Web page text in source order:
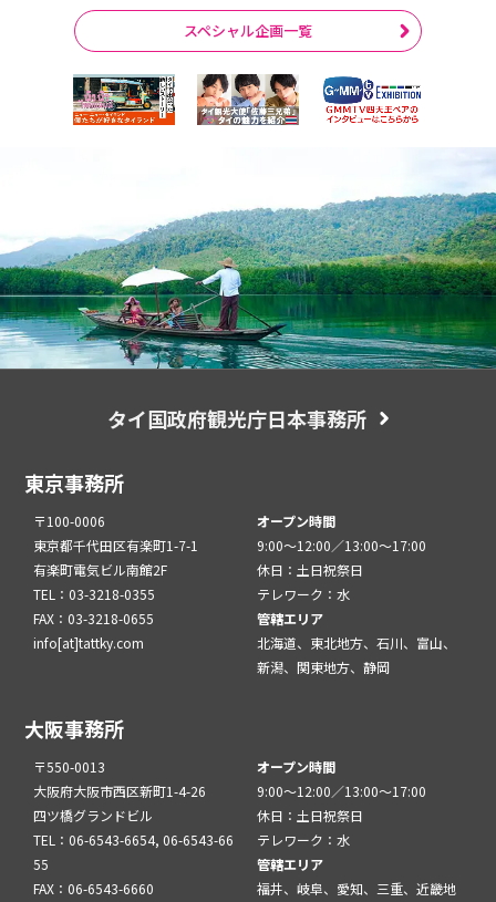
スペシャル企画一覧
タイ国政府観光庁日本事務所
東京事務所
〒100-0006
東京都千代田区有楽町1-7-1
有楽町電気ビル南館2F
TEL：03-3218-0355
FAX：03-3218-0655
info[at]tattky.com
オープン時間
9:00～12:00／13:00～17:00
休日：土日祝祭日
テレワーク：水
管轄エリア
北海道、東北地方、石川、富山、
新潟、関東地方、静岡
大阪事務所
〒550-0013
大阪府大阪市西区新町1-4-26
四ツ橋グランドビル
TEL：06-6543-6654, 06-6543-66
55
FAX：06-6543-6660
オープン時間
9:00～12:00／13:00～17:00
休日：土日祝祭日
テレワーク：水
管轄エリア
福井、岐阜、愛知、三重、近畿地